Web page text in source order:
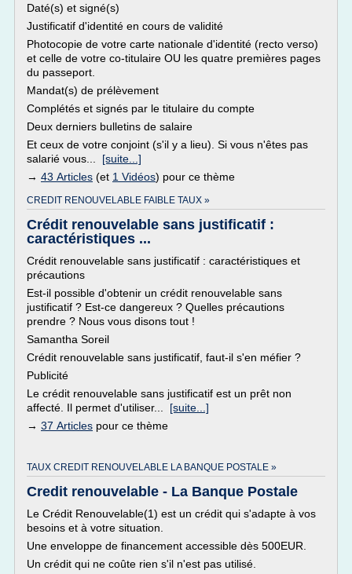
Daté(s) et signé(s)
Justificatif d'identité en cours de validité
Photocopie de votre carte nationale d'identité (recto verso)
et celle de votre co-titulaire OU les quatre premières pages
du passeport.
Mandat(s) de prélèvement
Complétés et signés par le titulaire du compte
Deux derniers bulletins de salaire
Et ceux de votre conjoint (s'il y a lieu). Si vous n'êtes pas
salarié vous... [suite...]
→ 43 Articles (et 1 Vidéos) pour ce thème
CREDIT RENOUVELABLE FAIBLE TAUX »
Crédit renouvelable sans justificatif :
caractéristiques ...
Crédit renouvelable sans justificatif : caractéristiques et
précautions
Est-il possible d'obtenir un crédit renouvelable sans
justificatif ? Est-ce dangereux ? Quelles précautions
prendre ? Nous vous disons tout !
Samantha Soreil
Crédit renouvelable sans justificatif, faut-il s'en méfier ?
Publicité
Le crédit renouvelable sans justificatif est un prêt non
affecté. Il permet d'utiliser... [suite...]
→ 37 Articles pour ce thème
TAUX CREDIT RENOUVELABLE LA BANQUE POSTALE »
Credit renouvelable - La Banque Postale
Le Crédit Renouvelable(1) est un crédit qui s'adapte à vos
besoins et à votre situation.
Une enveloppe de financement accessible dès 500EUR.
Un crédit qui ne coûte rien s'il n'est pas utilisé.